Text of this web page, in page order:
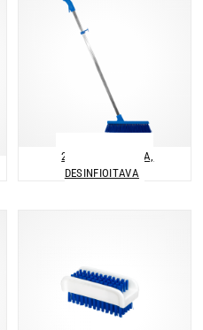
234 LATTIAHARJA,
DESINFIOITAVA